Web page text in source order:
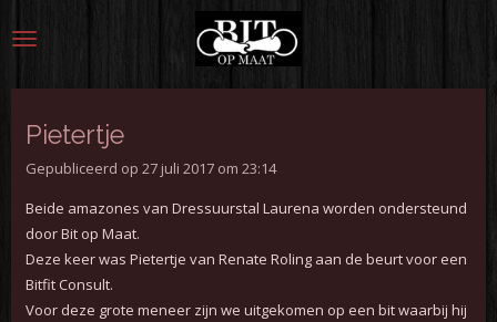
direct
hoofdinhoud
Pietertje
Gepubliceerd op 27 juli 2017 om 23:14
Beide amazones van Dressuurstal Laurena worden ondersteund
door Bit op Maat.
Deze keer was Pietertje van Renate Roling aan de beurt voor een
Bitfit Consult.
Voor deze grote meneer zijn we uitgekomen op een bit waarbij hij